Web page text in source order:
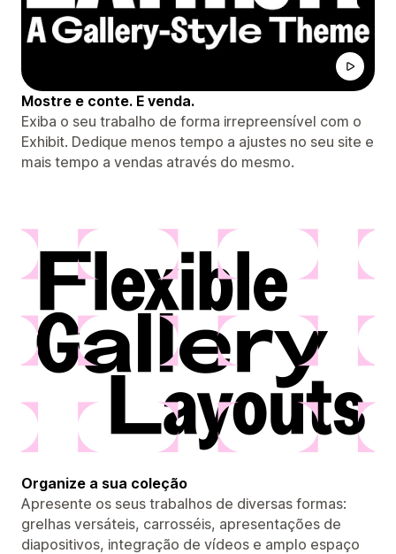
Mostre e conte. E venda.
Exiba o seu trabalho de forma irrepreensível com o
Exhibit. Dedique menos tempo a ajustes no seu site e
mais tempo a vendas através do mesmo.
Organize a sua coleção
Apresente os seus trabalhos de diversas formas:
grelhas versáteis, carrosséis, apresentações de
diapositivos, integração de vídeos e amplo espaço